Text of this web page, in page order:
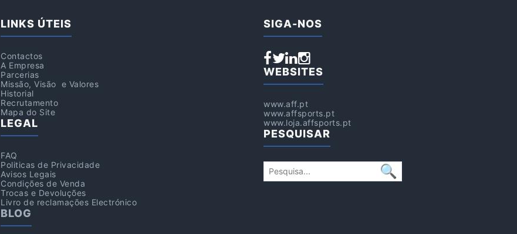
LINKS ÚTEIS
Contactos
A Empresa
Parcerias
Missão, Visão e Valores
Historial
Recrutamento
Mapa do Site
LEGAL
FAQ
Politicas de Privacidade
Avisos Legais
Condições de Venda
Trocas e Devoluções
Livro de reclamações Electrónico
BLOG
SIGA-NOS
WEBSITES
www.aff.pt
www.affsports.pt
www.loja.affsports.pt
PESQUISAR